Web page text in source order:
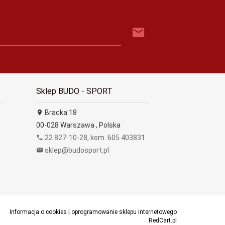
Sklep BUDO - SPORT
Bracka 18
00-028 Warszawa , Polska
22 827-10-28, kom. 605 403831
sklep@budosport.pl
Informacja o cookies | oprogramowanie sklepu internetowego
RedCart.pl